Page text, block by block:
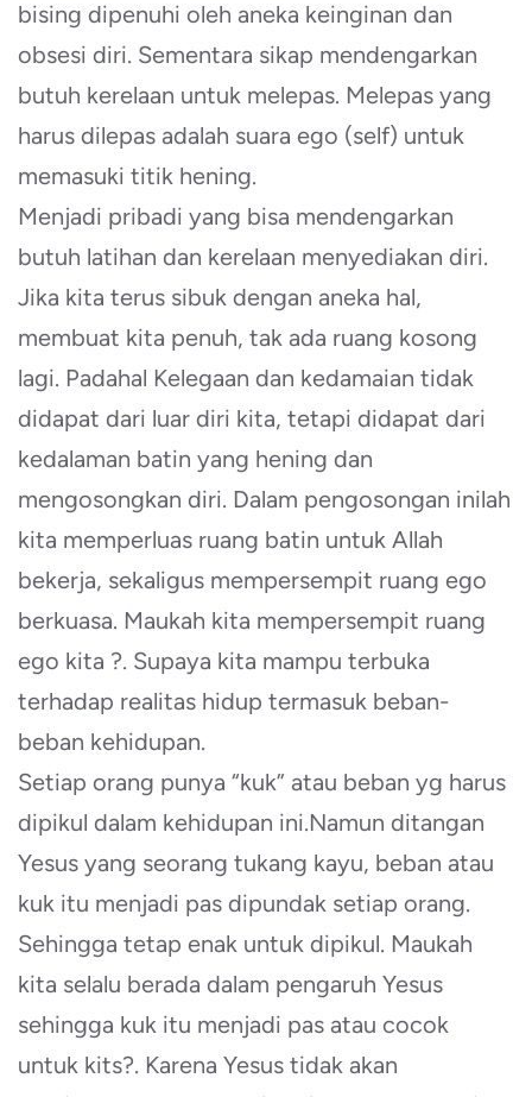
bising dipenuhi oleh aneka keinginan dan
obsesi diri. Sementara sikap mendengarkan
butuh kerelaan untuk melepas. Melepas yang
harus dilepas adalah suara ego (self) untuk
memasuki titik hening.
Menjadi pribadi yang bisa mendengarkan
butuh latihan dan kerelaan menyediakan diri.
Jika kita terus sibuk dengan aneka hal,
membuat kita penuh, tak ada ruang kosong
lagi. Padahal Kelegaan dan kedamaian tidak
didapat dari luar diri kita, tetapi didapat dari
kedalaman batin yang hening dan
mengosongkan diri. Dalam pengosongan inilah
kita memperluas ruang batin untuk Allah
bekerja, sekaligus mempersempit ruang ego
berkuasa. Maukah kita mempersempit ruang
ego kita ?. Supaya kita mampu terbuka
terhadap realitas hidup termasuk beban-
beban kehidupan.
Setiap orang punya “kuk” atau beban yg harus
dipikul dalam kehidupan ini.Namun ditangan
Yesus yang seorang tukang kayu, beban atau
kuk itu menjadi pas dipundak setiap orang.
Sehingga tetap enak untuk dipikul. Maukah
kita selalu berada dalam pengaruh Yesus
sehingga kuk itu menjadi pas atau cocok
untuk kits?. Karena Yesus tidak akan